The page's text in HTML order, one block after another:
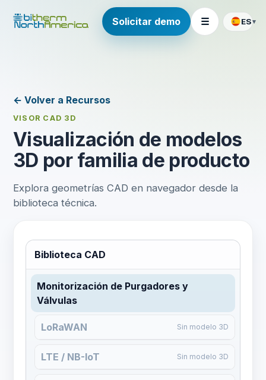
Solicitar demo ☰ ES▾
← Volver a Recursos
VISOR CAD 3D
Visualización de modelos
3D por familia de producto
Explora geometrías CAD en navegador desde la
biblioteca técnica.
Biblioteca CAD
Monitorización de Purgadores y
Válvulas
LoRaWAN Sin modelo 3D
LTE / NB-IoT Sin modelo 3D